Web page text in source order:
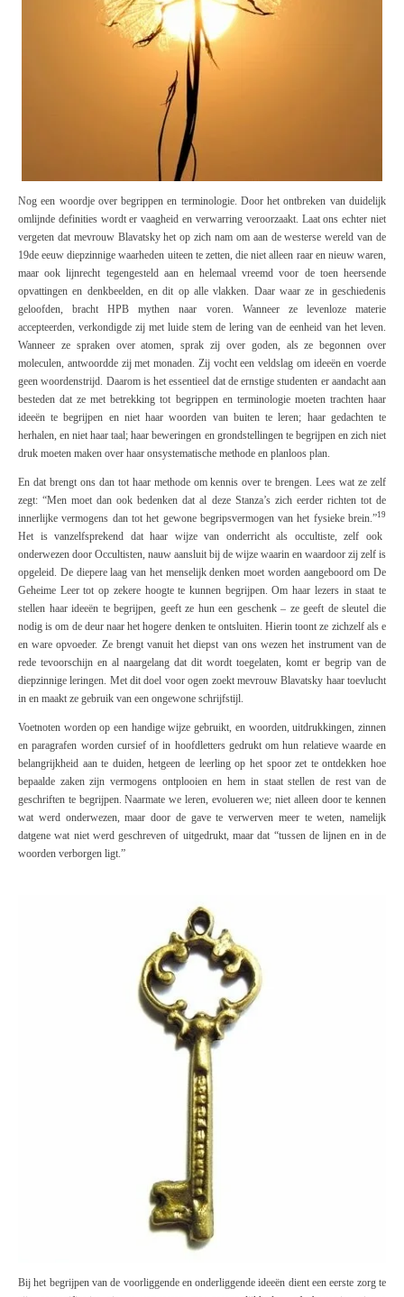
Nog een woordje over begrippen en terminologie. Door het ontbreken van duidelijk
omlijnde definities wordt er vaagheid en verwarring veroorzaakt. Laat ons echter niet
vergeten dat mevrouw Blavatsky het op zich nam om aan de westerse wereld van de
19de eeuw diepzinnige waarheden uiteen te zetten, die niet alleen raar en nieuw waren,
maar ook lijnrecht tegengesteld aan en helemaal vreemd voor de toen heersende
opvattingen en denkbeelden, en dit op alle vlakken. Daar waar ze in geschiedenis
geloofden, bracht HPB mythen naar voren. Wanneer ze levenloze materie
accepteerden, verkondigde zij met luide stem de lering van de eenheid van het leven.
Wanneer ze spraken over atomen, sprak zij over goden, als ze begonnen over
moleculen, antwoordde zij met monaden. Zij vocht een veldslag om ideeën en voerde
geen woordenstrijd . Daarom is het essentieel dat de ernstige studenten er aandacht aan
besteden dat ze met betrekking tot begrippen en terminologie moeten trachten haar
ideeën te begrijpen en niet haar woorden van buiten te leren; haar gedachten te
herhalen, en niet haar taal; haar beweringen en grondstellingen te begrijpen en zich niet
druk moeten maken over haar onsystematische methode en planloos plan.
En dat brengt ons dan tot haar methode om kennis over te brengen. Lees wat ze zelf
zegt: “Men moet dan ook bedenken dat al deze Stanza’s zich eerder richten tot de
innerlijke vermogens dan tot het gewone begripsvermogen van het fysieke brein.”19
Het is vanzelfsprekend dat haar wijze van onderricht als occultiste, zelf ook
onderwezen door Occultisten, nauw aansluit bij de wijze waarin en waardoor zij zelf is
opgeleid. De diepere laag van het menselijk denken moet worden aangeboord om De
Geheime Leertot op zekere hoogte te kunnen begrijpen. Om haar lezers in staat te
stellen haar ideeën te begrijpen, geeft ze hun een geschenk – ze geeft de sleutel die
nodig is om de deur naar het hogere denken te ontsluiten. Hierin toont ze zichzelf als e
en ware opvoeder. Ze brengt vanuit het diepst van ons wezen het instrument van de
rede tevoorschijn en al naargelang dat dit wordt toegelaten, komt er begrip van de
diepzinnige leringen. Met dit doel voor ogen zoekt mevrouw Blavatsky haar toevlucht
in en maakt ze gebruik van een ongewone schrijfstijl.
Voetnoten worden op een handige wijze gebruikt, en woorden, uitdrukkingen, zinnen
en paragrafen worden cursief of in hoofdletters gedrukt om hun relatieve waarde en
belangrijkheid aan te duiden, hetgeen de leerling op het spoor zet te ontdekken hoe
bepaalde zaken zijn vermogens ontplooien en hem in staat stellen de rest van de
geschriften te begrijpen. Naarmate we leren, evolueren we; niet alleen door te kennen
wat werd onderwezen, maar door de gave te verwerven meer te weten, namelijk
datgene wat niet werd geschreven of uitgedrukt, maar dat “tussen de lijnen en in de
woorden verborgen ligt.”
Bij het begrijpen van de voorliggende en onderliggende ideeën dient een eerste zorg te